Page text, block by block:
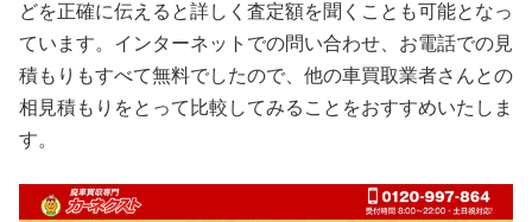
どを正確に伝えると詳しく査定額を聞くことも可能となっ
ています。インターネットでの問い合わせ、お電話での見
積もりもすべて無料でしたので、他の車買取業者さんとの
相見積もりをとって比較してみることをおすすめいたしま
す。